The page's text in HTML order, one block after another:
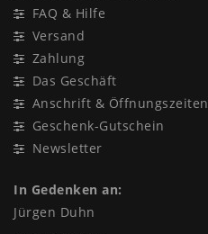
FAQ & Hilfe
Versand
Zahlung
Das Geschäft
Anschrift & Öffnungszeiten
Geschenk-Gutschein
Newsletter
In Gedenken an:
Jürgen Duhn